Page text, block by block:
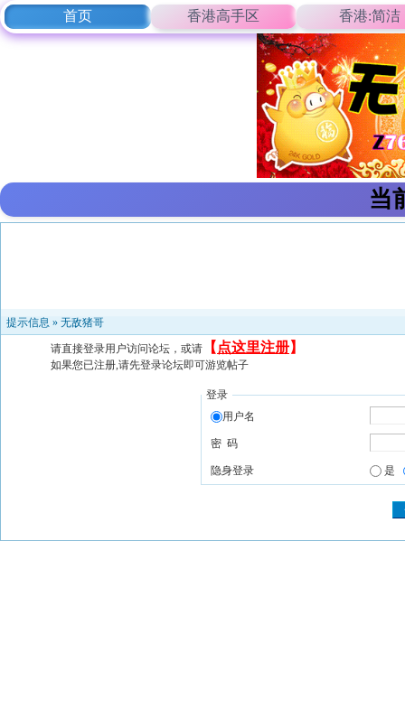
首页 香港高手区 香港:简洁
当
提示信息 » 无敌猪哥
请直接登录用户访问论坛，或请 【 点这里注册】
如果您已注册,请先登录论坛即可游览帖子
登录
用户名
密 码
隐身登录 是